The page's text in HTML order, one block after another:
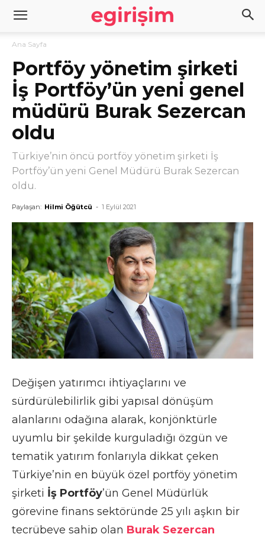
Ana Sayfa
Portföy yönetim şirketi
İş Portföy’ün yeni genel
müdürü Burak Sezercan
oldu
Türkiye’nin öncü portföy yönetim şirketi İş
Portföy’ün yeni Genel Müdürü Burak Sezercan
oldu.
Paylaşan: Hilmi Öğütcü - 1 Eylül 2021
Değişen yatırımcı ihtiyaçlarını ve
sürdürülebilirlik gibi yapısal dönüşüm
alanlarını odağına alarak, konjönktürle
uyumlu bir şekilde kurguladığı özgün ve
tematik yatırım fonlarıyla dikkat çeken
Türkiye’nin en büyük özel portföy yönetim
şirketi İş Portföy’ün Genel Müdürlük
görevine finans sektöründe 25 yılı aşkın bir
tecrübeye sahip olan Burak Sezercan